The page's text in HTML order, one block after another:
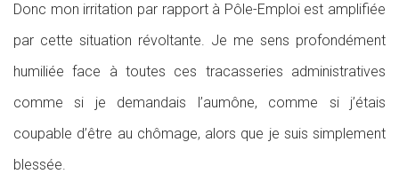
Donc mon irritation par rapport à Pôle-Emploi est amplifiée
par cette situation révoltante. Je me sens profondément
humiliée face à toutes ces tracasseries administratives
comme si je demandais l’aumône, comme si j’étais
coupable d’être au chômage, alors que je suis simplement
blessée.